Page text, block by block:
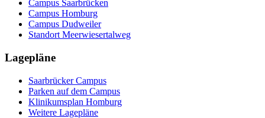
Campus Saarbrücken
Campus Homburg
Campus Dudweiler
Standort Meerwiesertalweg
Lagepläne
Saarbrücker Campus
Parken auf dem Campus
Klinikumsplan Homburg
Weitere Lagepläne